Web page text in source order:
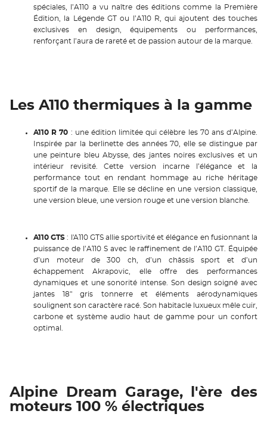
spéciales, l’A110 a vu naître des éditions comme la Première
Édition, la Légende GT ou l’A110 R, qui ajoutent des touches
exclusives en design, équipements ou performances,
renforçant l’aura de rareté et de passion autour de la marque.
Les A110 thermiques à la gamme
A110 R 70 : une édition limitée qui célèbre les 70 ans d’Alpine.
Inspirée par la berlinette des années 70, elle se distingue par
une peinture bleu Abysse, des jantes noires exclusives et un
intérieur revisité. Cette version incarne l’élégance et la
performance tout en rendant hommage au riche héritage
sportif de la marque. Elle se décline en une version classique,
une version bleue, une version rouge et une version blanche.
A110 GTS: l'A110 GTS allie sportivité et élégance en fusionnant la
puissance de l’A110 S avec le raffinement de l’A110 GT. Équipée
d’un moteur de 300 ch, d’un châssis sport et d’un
échappement Akrapovic, elle offre des performances
dynamiques et une sonorité intense. Son design soigné avec
jantes 18" gris tonnerre et éléments aérodynamiques
soulignent son caractère racé. Son habitacle luxueux mêle cuir,
carbone et système audio haut de gamme pour un confort
optimal.
Alpine Dream Garage, l'ère des
moteurs 100 % électriques